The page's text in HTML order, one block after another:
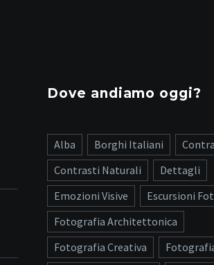
Dove andiamo oggi?
Alba Borghi Italiani
Contrasti Naturali
Dettagli
Emozioni Visive
Escursioni
Fotografia Architettonica
Fotografia Creativa